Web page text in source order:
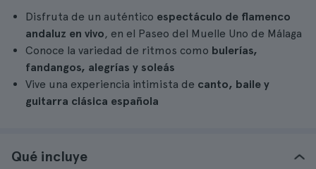
Disfruta de un auténtico espectáculo de flamenco
andaluz en vivo, en el Paseo del Muelle Uno de Málaga
Conoce la variedad de ritmos como bulerías,
fandangos, alegrías y soleás
Vive una experiencia intimista de canto, baile y
guitarra clásica española
Qué incluye